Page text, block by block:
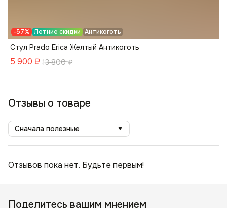
-57% Летние скидки Антикоготь
Стул Prado Erica Желтый Антикоготь
5 900 ₽ 13 800 ₽
Отзывы о товаре
Сначала полезные
Отзывов пока нет. Будьте первым!
Поделитесь вашим мнением